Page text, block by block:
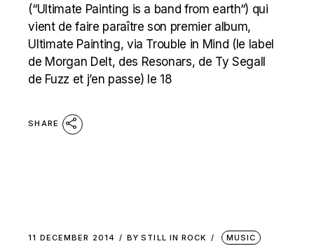
(“Ultimate Painting is a band from earth“) qui
vient de faire paraître son premier album,
Ultimate Painting, via Trouble in Mind (le label
de Morgan Delt, des Resonars, de Ty Segall
de Fuzz et j’en passe) le 18
SHARE
11 DECEMBER 2014 BY STILL IN ROCK MUSIC